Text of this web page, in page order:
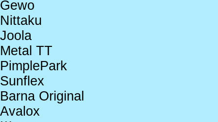
Gewo
Nittaku
Joola
Metal TT
PimplePark
Sunflex
Barna Original
Avalox